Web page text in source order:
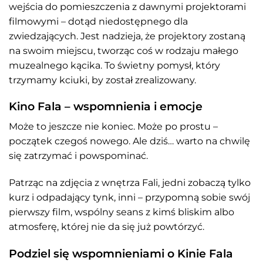
wejścia do pomieszczenia z dawnymi projektorami
filmowymi – dotąd niedostępnego dla
zwiedzających. Jest nadzieja, że projektory zostaną
na swoim miejscu, tworząc coś w rodzaju małego
muzealnego kącika. To świetny pomysł, który
trzymamy kciuki, by został zrealizowany.
Kino Fala – wspomnienia i emocje
Może to jeszcze nie koniec. Może po prostu –
początek czegoś nowego. Ale dziś… warto na chwilę
się zatrzymać i powspominać.
Patrząc na zdjęcia z wnętrza Fali, jedni zobaczą tylko
kurz i odpadający tynk, inni – przypomną sobie swój
pierwszy film, wspólny seans z kimś bliskim albo
atmosferę, której nie da się już powtórzyć.
Podziel się wspomnieniami o Kinie Fala